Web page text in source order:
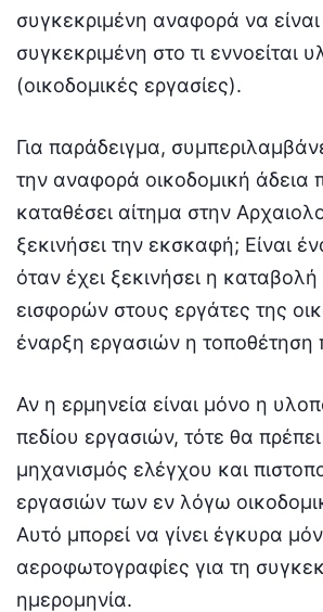
συγκεκριμένη αναφορά να είναι
συγκεκριμένη στο τι εννοείται
(οικοδομικές εργασίες).
Για παράδειγμα,
την αναφορά οικοδομική άδεια
καταθέσει αίτημα στην
ξεκινήσει την εκσκαφή; Είναι
όταν έχει ξεκινήσει η
εισφορών στους εργάτες της
έναρξη εργασιών η τοποθέτηση
Αν η ερμηνεία είναι μόνο η
πεδίου εργασιών, τότε θα
μηχανισμός ελέγχου και
εργασιών των εν λόγω
Αυτό μπορεί να γίνει έγκυρα
αεροφωτογραφίες για τη
ημερομηνία.